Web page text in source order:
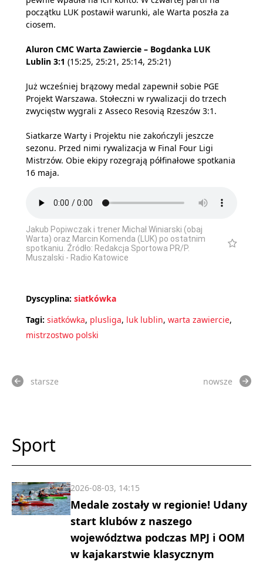
początku LUK postawił warunki, ale Warta poszła za
ciosem.
Aluron CMC Warta Zawiercie – Bogdanka LUK
Lublin 3:1 (15:25, 25:21, 25:14, 25:21)
Już wcześniej brązowy medal zapewnił sobie PGE
Projekt Warszawa. Stołeczni w rywalizacji do trzech
zwycięstw wygrali z Asseco Resovią Rzeszów 3:1.
Siatkarze Warty i Projektu nie zakończyli jeszcze
sezonu. Przed nimi rywalizacja w Final Four Ligi
Mistrzów. Obie ekipy rozegrają półfinałowe spotkania
16 maja.
Jakub Popiwczak i trener Michał Winiarski (obaj
Warta) oraz Marcin Komenda (LUK) po ostatnim
spotkaniu. Źródło: Redakcja Sportowa PR/P.
Muszalski - Radio Katowice
Dyscyplina: siatkówka
Tagi: siatkówka, plusliga, luk lublin, warta zawiercie,
mistrzostwo polski
starsze nowsze
Sport
Medale zostały w regionie! Udany
start klubów z naszego
województwa podczas MPJ i OOM
w kajakarstwie klasycznym
2026-08-03, 14:15